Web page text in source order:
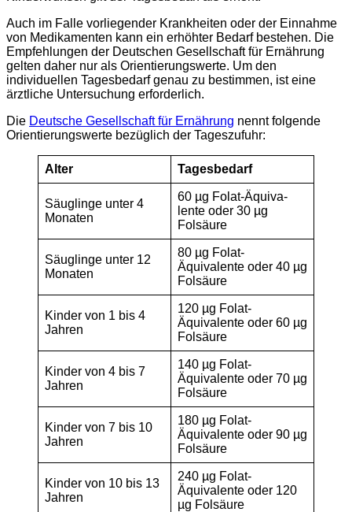
Auch im Falle vorliegender Krankheiten oder der Einnahme
von Medikamenten kann ein erhöhter Bedarf bestehen. Die
Empfehlungen der Deutschen Gesellschaft für Ernährung
gelten daher nur als Orientierungswerte. Um den
individuellen Tagesbedarf genau zu bestimmen, ist eine
ärztliche Untersuchung erforderlich.
Die Deutsche Gesellschaft für Ernährung nennt folgende
Orientierungswerte bezüglich der Tageszufuhr:
Alter Tagesbedarf
Säuglinge unter 4
Monaten
60 µg Folat-Äqui­va­
lente oder 30 µg
Folsäure
Säuglinge unter 12
Monaten
80 µg Folat-
Äquivalente oder 40 µg
Folsäure
Kinder von 1 bis 4
Jahren
120 µg Folat-
Äquivalente oder 60 µg
Folsäure
Kinder von 4 bis 7
Jahren
140 µg Folat-
Äquivalente oder 70 µg
Folsäure
Kinder von 7 bis 10
Jahren
180 µg Folat-
Äquivalente oder 90 µg
Folsäure
Kinder von 10 bis 13
Jahren
240 µg Folat-
Äquivalente oder 120
µg Folsäure